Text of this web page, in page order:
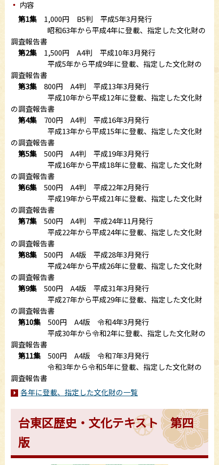
内容
第1集 1,000円 B5判 平成5年3月発行
昭和63年から平成4年に登載、指定した文化財の
調査報告書
第2集 1,500円 A4判 平成10年3月発行
平成5年から平成9年に登載、指定した文化財の
調査報告書
第3集 800円 A4判 平成13年3月発行
平成10年から平成12年に登載、指定した文化財
の調査報告書
第4集 700円 A4判 平成16年3月発行
平成13年から平成15年に登載、指定した文化財
の調査報告書
第5集 500円 A4判 平成19年3月発行
平成16年から平成18年に登載、指定した文化財
の調査報告書
第6集 500円 A4判 平成22年2月発行
平成19年から平成21年に登載、指定した文化財
の調査報告書
第7集 500円 A4判 平成24年11月発行
平成22年から平成24年に登載、指定した文化財
の調査報告書
第8集 500円 A4版 平成28年3月発行
平成24年から平成26年に登載、指定した文化財
の調査報告書
第9集 500円 A4版 平成31年3月発行
平成27年から平成29年に登載、指定した文化財
の調査報告書
第10集 500円 A4版 令和4年3月発行
平成30年から令和2年に登載、指定した文化財の
調査報告書
第11集 500円 A4版 令和7年3月発行
令和3年から令和5年に登載、指定した文化財の
調査報告書
各年に登載、指定した文化財の一覧
台東区歴史・文化テキスト 第四
版